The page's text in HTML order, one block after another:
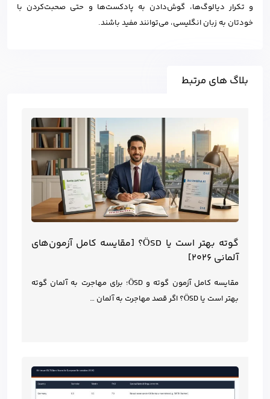
و تکرار دیالوگ‌ها، گوش‌دادن به پادکست‌ها و حتی صحبت‌کردن با
خودتان به زبان انگلیسی، می‌توانند مفید باشند.
بلاگ های مرتبط
گوته بهتر است یا ÖSD؟ [مقایسه کامل آزمون‌های
آلمانی ۲۰۲۶]
مقایسه کامل آزمون گوته و ÖSD؛ برای مهاجرت به آلمان گوته
بهتر است یا ÖSD؟ اگر قصد مهاجرت به آلمان …